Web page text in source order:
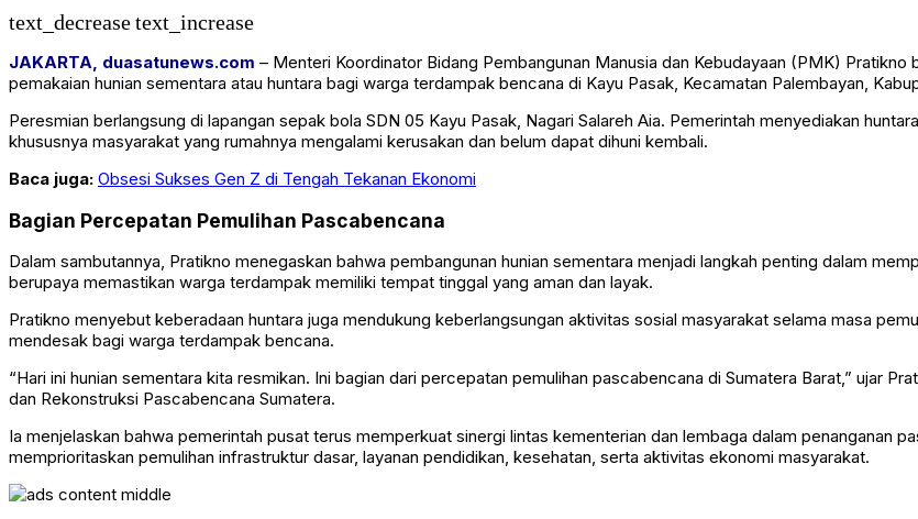
text_decreasetext_increase
JAKARTA, duasatunews.com – Menteri Koordinator Bidang Pembangunan Manusia dan Kebudayaan (PMK)
pemakaian hunian sementara atau huntara bagi warga terdampak bencana di Kayu Pasak, Kecamatan Palembayan,
Peresmian berlangsung di lapangan sepak bola SDN 05 Kayu Pasak, Nagari Salareh Aia. Pemerintah menyediakan
khususnya masyarakat yang rumahnya mengalami kerusakan dan belum dapat dihuni kembali.
Baca juga: Obsesi Sukses Gen Z di Tengah Tekanan Ekonomi
Bagian Percepatan Pemulihan Pascabencana
Dalam sambutannya, Pratikno menegaskan bahwa pembangunan hunian sementara menjadi langkah penting dalam
berupaya memastikan warga terdampak memiliki tempat tinggal yang aman dan layak.
Pratikno menyebut keberadaan huntara juga mendukung keberlangsungan aktivitas sosial masyarakat selama masa
mendesak bagi warga terdampak bencana.
“Hari ini hunian sementara kita resmikan. Ini bagian dari percepatan pemulihan pascabencana di Sumatera Barat,” ujar
dan Rekonstruksi Pascabencana Sumatera.
Ia menjelaskan bahwa pemerintah pusat terus memperkuat sinergi lintas kementerian dan lembaga dalam penanganan
memprioritaskan pemulihan infrastruktur dasar, layanan pendidikan, kesehatan, serta aktivitas ekonomi masyarakat.